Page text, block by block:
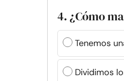
4. ¿Cómo
Tenemos
Dividimos